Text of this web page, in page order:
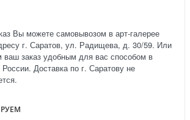
Вы можете самовывозом в арт-галерее
г. Саратов, ул. Радищева, д. 30/59. Или
ваш заказ удобным для вас способом в
Доставка по г. Саратову не